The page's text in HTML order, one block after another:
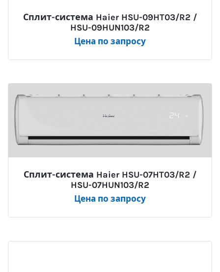
Сплит-система Haier HSU-09HT03/R2 /
HSU-09HUN103/R2
Цена по запросу
Сплит-система Haier HSU-07HT03/R2 /
HSU-07HUN103/R2
Цена по запросу